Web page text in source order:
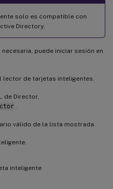
solo es compatible con
Directory.
puede iniciar sesión en
lector de tarjetas inteligentes.
de Director,
válido de la lista mostrada.